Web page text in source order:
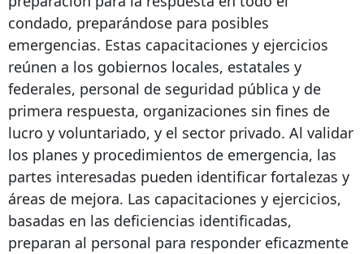
condado, preparándose para posibles
emergencias. Estas capacitaciones y ejercicios
reúnen a los gobiernos locales, estatales y
federales, personal de seguridad pública y de
primera respuesta, organizaciones sin fines de
lucro y voluntariado, y el sector privado. Al validar
los planes y procedimientos de emergencia, las
partes interesadas pueden identificar fortalezas y
áreas de mejora. Las capacitaciones y ejercicios,
basadas en las deficiencias identificadas,
preparan al personal para responder eficazmente